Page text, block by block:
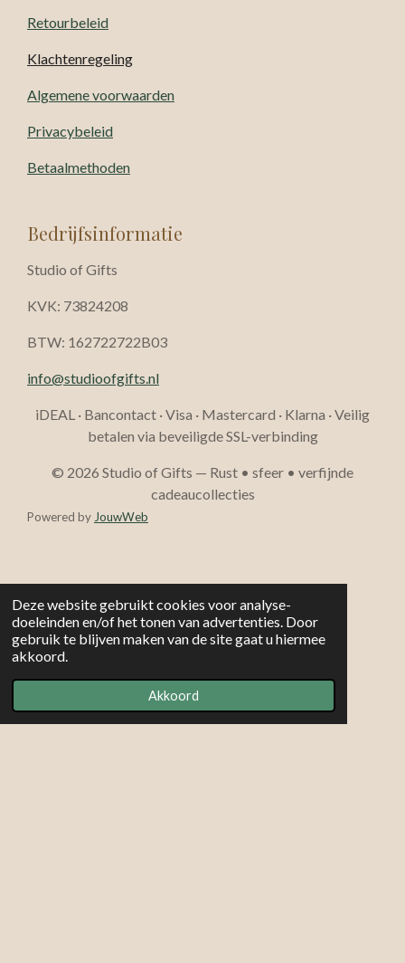
Deze website gebruikt cookies voor analyse-
doeleinden en/of het tonen van advertenties. Door
gebruik te blijven maken van de site gaat u hiermee
akkoord.
Akkoord
Retourbeleid
Klachtenregeling
Algemene voorwaarden
Privacybeleid
Betaalmethoden
Bedrijfsinformatie
Studio of Gifts
KVK: 73824208
BTW: 162722722B03
info@studioofgifts.nl
iDEAL · Bancontact · Visa · Mastercard · Klarna · Veilig
betalen via beveiligde SSL-verbinding
© 2026 Studio of Gifts — Rust • sfeer • verfijnde
cadeaucollecties
Powered by JouwWeb